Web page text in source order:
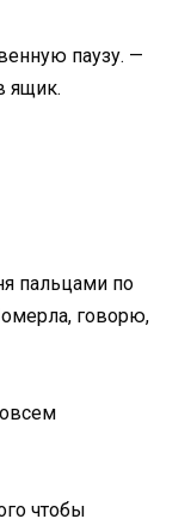
паузу. —
ящик.
пальцами по
говорю,
чтобы